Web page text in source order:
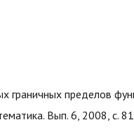
пределов
Вып. 6, 2008, с.